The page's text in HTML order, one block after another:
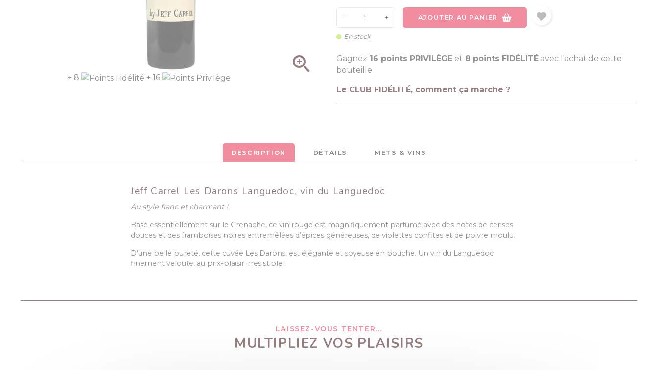
+ 8 + 16

- + AJOUTER AU PANIER
En stock
Gagnez 16 points PRIVILÈGE et 8 points FIDÉLITÉ avec l'achat de cette
bouteille
Le CLUB FIDÉLITÉ, comment ça marche ?
DESCRIPTION DÉTAILS METS & VINS
Jeff Carrel Les Darons Languedoc, vin du Languedoc
Au style franc et charmant !
Basé essentiellement sur le Grenache, ce vin rouge est magnifiquement parfumé avec des notes de cerises
douces et des framboises noires entremêlées d’épices généreuses, de violettes confites et de poivre moulu.
D'une belle pureté, cette cuvée Les Darons, est élégante et soyeuse en bouche. Un vin du Languedoc
finement velouté, au prix-plaisir irrésistible !
LAISSEZ-VOUS TENTER...
MULTIPLIEZ VOS PLAISIRS